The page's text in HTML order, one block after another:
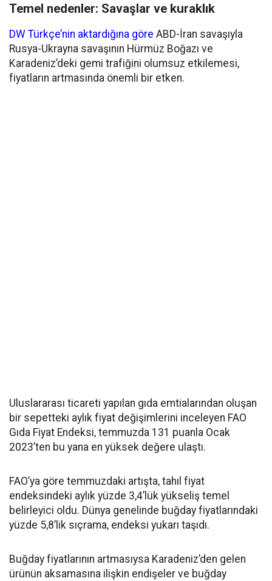
Temel nedenler: Savaşlar ve kuraklık
DW Türkçe’nin aktardığına göre ABD-İran savaşıyla
Rusya-Ukrayna savaşının Hürmüz Boğazı ve
Karadeniz’deki gemi trafiğini olumsuz etkilemesi,
fiyatların artmasında önemli bir etken.
Uluslararası ticareti yapılan gıda emtialarından oluşan
bir sepetteki aylık fiyat değişimlerini inceleyen FAO
Gıda Fiyat Endeksi, temmuzda 131 puanla Ocak
2023’ten bu yana en yüksek değere ulaştı.
FAO’ya göre temmuzdaki artışta, tahıl fiyat
endeksindeki aylık yüzde 3,4’lük yükseliş temel
belirleyici oldu. Dünya genelinde buğday fiyatlarındaki
yüzde 5,8’lik sıçrama, endeksi yukarı taşıdı.
Buğday fiyatlarının artmasıysa Karadeniz’den gelen
ürünün aksamasına ilişkin endişeler ve buğday